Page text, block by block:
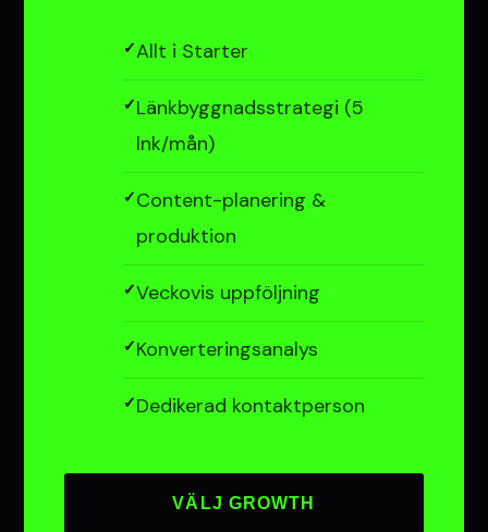
Allt i Starter
Länkbyggnadsstrategi (5
lnk/mån)
Content-planering &
produktion
Veckovis uppföljning
Konverteringsanalys
Dedikerad kontaktperson
VÄLJ GROWTH